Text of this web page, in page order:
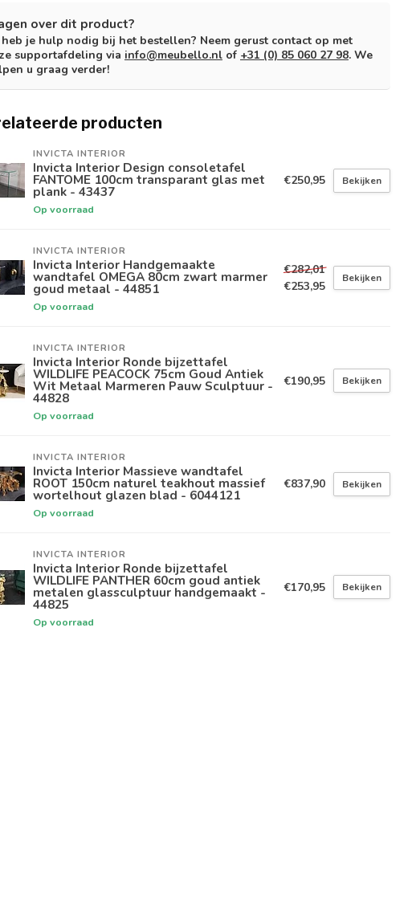
over dit product?
je hulp nodig bij het bestellen? Neem gerust contact op met
supportafdeling via info@meubello.nl of +31 (0) 85 060 27 98. We
u graag verder!
producten
INVICTA INTERIOR
Invicta Interior Design consoletafel
FANTOME 100cm transparant glas met
plank - 43437
Op voorraad
€250,95 Bekijken
INVICTA INTERIOR
Invicta Interior Handgemaakte
wandtafel OMEGA 80cm zwart marmer
goud metaal - 44851
Op voorraad
€282,01
€253,95
Bekijken
INVICTA INTERIOR
Invicta Interior Ronde bijzettafel
WILDLIFE PEACOCK 75cm Goud Antiek
Wit Metaal Marmeren Pauw Sculptuur -
44828
Op voorraad
€190,95 Bekijken
INVICTA INTERIOR
Invicta Interior Massieve wandtafel
ROOT 150cm naturel teakhout massief
wortelhout glazen blad - 6044121
Op voorraad
€837,90 Bekijken
INVICTA INTERIOR
Invicta Interior Ronde bijzettafel
WILDLIFE PANTHER 60cm goud antiek
metalen glassculptuur handgemaakt -
44825
Op voorraad
€170,95 Bekijken